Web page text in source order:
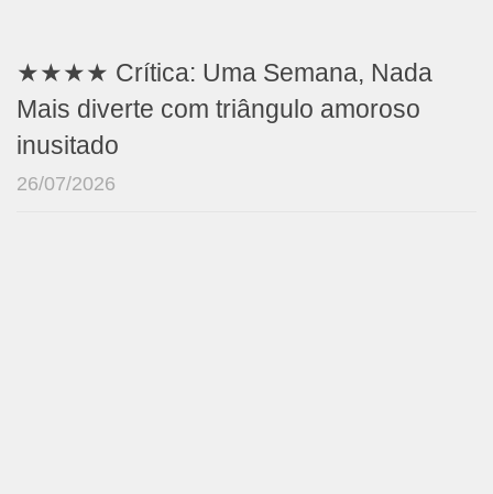
★★★★ Crítica: Uma Semana, Nada
Mais diverte com triângulo amoroso
inusitado
26/07/2026